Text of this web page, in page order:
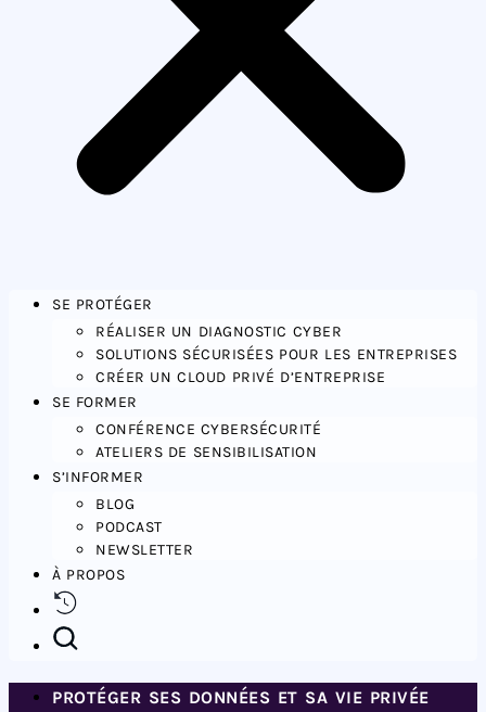
SE PROTÉGER
RÉALISER UN DIAGNOSTIC CYBER
SOLUTIONS SÉCURISÉES POUR LES ENTREPRISES
CRÉER UN CLOUD PRIVÉ D’ENTREPRISE
SE FORMER
CONFÉRENCE CYBERSÉCURITÉ
ATELIERS DE SENSIBILISATION
S’INFORMER
BLOG
PODCAST
NEWSLETTER
À PROPOS
PROTÉGER SES DONNÉES ET SA VIE PRIVÉE